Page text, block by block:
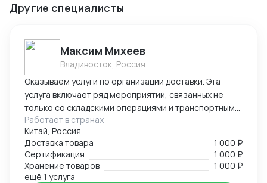
Другие специалисты
Максим Михеев
Владивосток, Россия
Оказываем услуги по организации доставки. Эта
услуга включает ряд мероприятий, связанных не
только со складскими операциями и транспортным
сопровождением. В нее также входит таможенное
оформление, помощь в заполнении необходимой
сопроводительной и разрешительной
документации.
Работает в странах
Китай, Россия
Доставка товара
1 000 ₽
Сертификация
1 000 ₽
Хранение товаров
1 000 ₽
ещё 1 услуга